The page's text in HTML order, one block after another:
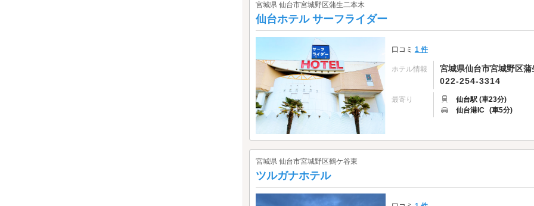
宮城県 仙台市宮城野区蒲生二本木
仙台ホテル サーフライダー
口コミ 1 件
ホテル情報
宮城県仙台市宮城野区
022-254-3314
最寄り
仙台駅 (車23分)
仙台港IC (車5分)
宮城県 仙台市宮城野区鶴ケ谷東
ツルガナホテル